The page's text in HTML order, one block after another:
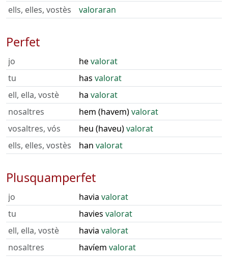
ells, elles, vostès valoraran
Perfet
jo hevalorat
tu
has valorat
ell, ella, vostè
ha valorat
nosaltres
hem (havem)valorat
vosaltres, vós
heu (haveu)valorat
ells, elles, vostès
han valorat
Plusquamperfet
jo havia valorat
tu
havies valorat
ell, ella, vostè
havia valorat
nosaltres
havíem valorat